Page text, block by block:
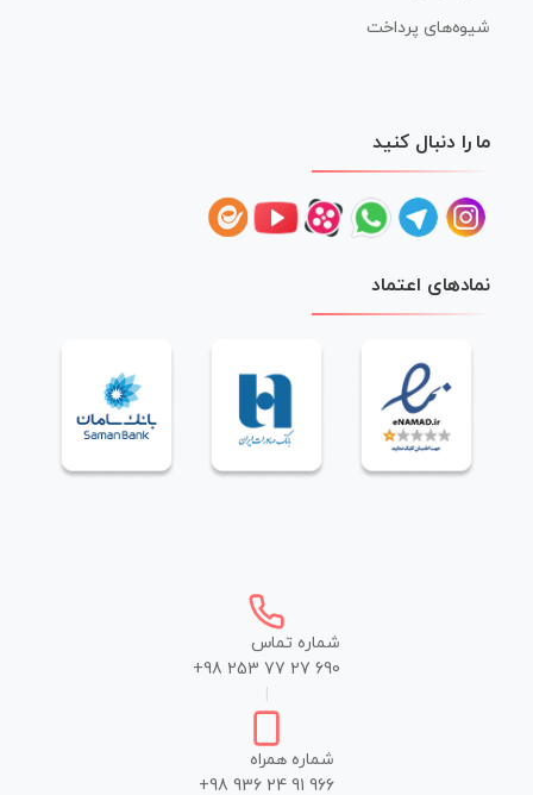
شیوه‌های پرداخت
ما را دنبال کنید
نمادهای اعتماد
شماره تماس
+98 253 77 27 690
شماره همراه
+98 936 24 91 966